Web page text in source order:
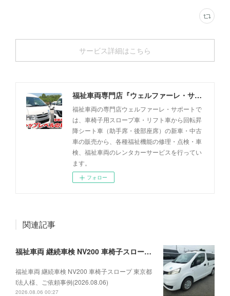
サービス詳細はこちら
福祉車両専門店『ウェルファーレ・サポート』
福祉車両の専門店ウェルファーレ・サポートで
は、車椅子用スロープ車・リフト車から回転昇
降シート車（助手席・後部座席）の新車・中古
車の販売から、各種福祉機能の修理・点検・車
検、福祉車両のレンタカーサービスを行ってい
ます。
フォロー
関連記事
福祉車両 継続車検 NV200 車椅子スロープ 東京都I法人様、ご依頼事例(2026.08.06)
福祉車両 継続車検 NV200 車椅子スロープ 東京都
I法人様、ご依頼事例(2026.08.06)
2026.08.06 00:27